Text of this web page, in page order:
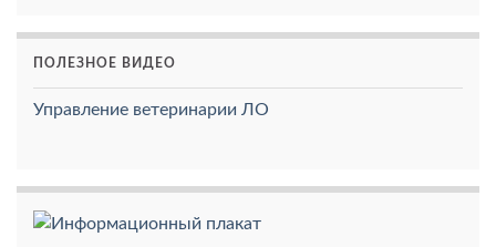
ПОЛЕЗНОЕ ВИДЕО
Управление ветеринарии ЛО